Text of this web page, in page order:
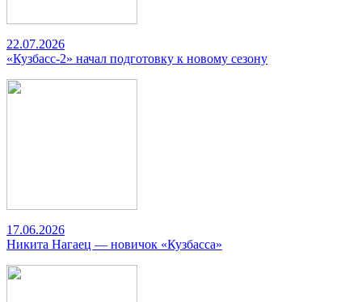
22.07.2026
«Кузбасс-2» начал подготовку к новому сезону
17.06.2026
Никита Нагаец — новичок «Кузбасса»